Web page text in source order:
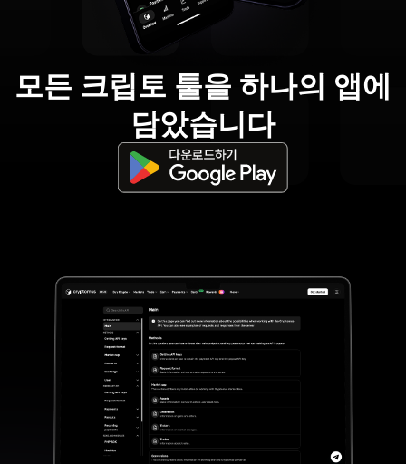
모든 크립토 툴을 하나의 앱에
담았습니다